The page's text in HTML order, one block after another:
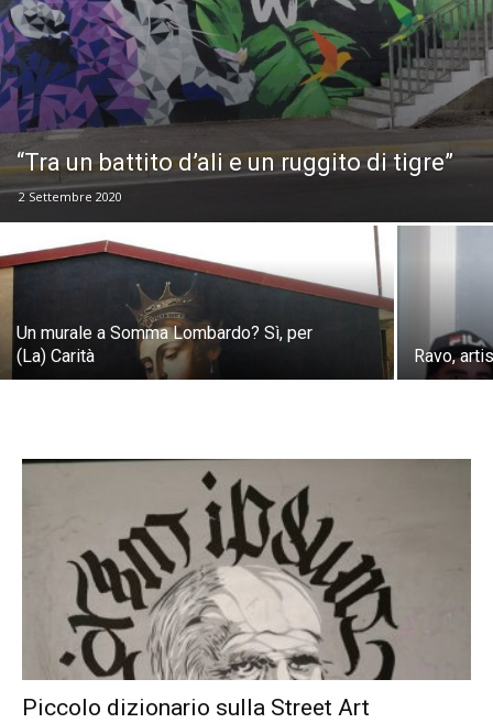
“Tra un battito d’ali e un ruggito di tigre”
2 Settembre 2020
Un murale a Somma Lombardo? Sì, per
(La) Carità
Ravo,
Piccolo dizionario sulla Street Art